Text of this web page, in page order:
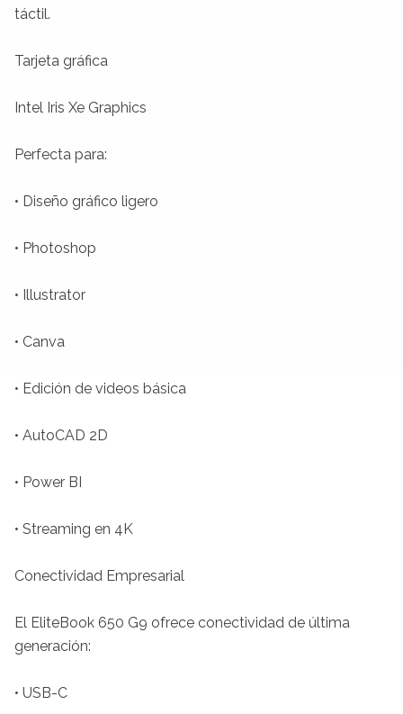
táctil.
Tarjeta gráfica
Intel Iris Xe Graphics
Perfecta para:
• Diseño gráfico ligero
• Photoshop
• Illustrator
• Canva
• Edición de videos básica
• AutoCAD 2D
• Power BI
• Streaming en 4K
Conectividad Empresarial
El EliteBook 650 G9 ofrece conectividad de última
generación:
• USB-C